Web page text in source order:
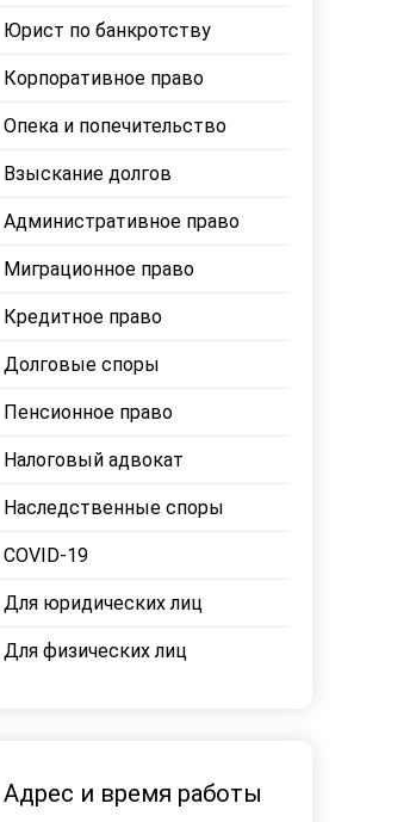
Юрист по банкротству
Корпоративное право
Опека и попечительство
Взыскание долгов
Административное право
Миграционное право
Кредитное право
Долговые споры
Пенсионное право
Налоговый адвокат
Наследственные споры
COVID-19
Для юридических лиц
Для физических лиц
Адрес и время работы